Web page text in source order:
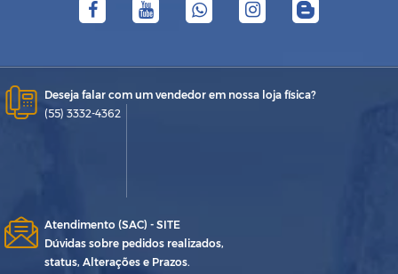
Deseja falar com um vendedor em nossa loja física?
(55) 3332-4362
Atendimento (SAC) - SITE
Dúvidas sobre pedidos realizados,
status, Alterações e Prazos.